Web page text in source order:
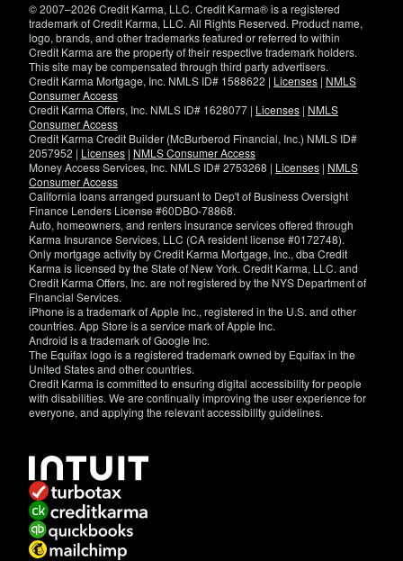
© 2007–2026 Credit Karma, LLC. Credit Karma® is a registered
trademark of Credit Karma, LLC. All Rights Reserved. Product name,
logo, brands, and other trademarks featured or referred to within
Credit Karma are the property of their respective trademark holders.
This site may be compensated through third party advertisers.
Credit Karma Mortgage, Inc. NMLS ID# 1588622 | Licenses | NMLS
Consumer Access
Credit Karma Offers, Inc. NMLS ID# 1628077 | Licenses | NMLS
Consumer Access
Credit Karma Credit Builder (McBurberod Financial, Inc.) NMLS ID#
2057952 | Licenses | NMLS Consumer Access
Money Access Services, Inc. NMLS ID# 2753268 | Licenses | NMLS
Consumer Access
California loans arranged pursuant to Dep't of Business Oversight
Finance Lenders License #60DBO-78868.
Auto, homeowners, and renters insurance services offered through
Karma Insurance Services, LLC (CA resident license #0172748).
Only mortgage activity by Credit Karma Mortgage, Inc., dba Credit
Karma is licensed by the State of New York. Credit Karma, LLC. and
Credit Karma Offers, Inc. are not registered by the NYS Department of
Financial Services.
iPhone is a trademark of Apple Inc., registered in the U.S. and other
countries. App Store is a service mark of Apple Inc.
Android is a trademark of Google Inc.
The Equifax logo is a registered trademark owned by Equifax in the
United States and other countries.
Credit Karma is committed to ensuring digital accessibility for people
with disabilities. We are continually improving the user experience for
everyone, and applying the relevant accessibility guidelines.
have
specific
questions
about
the
accessibility
of
this